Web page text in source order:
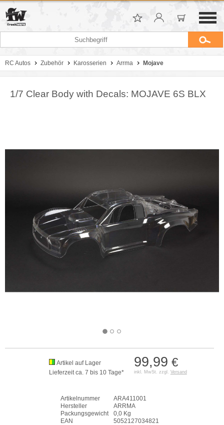
RC Autos Zubehör Karosserien Arrma Mojave
1/7 Clear Body with Decals: MOJAVE 6S BLX
99,99 €
inkl. MwSt. zzgl. Versand
Artikel auf Lager
Lieferzeit ca. 7 bis 10 Tage*
Artikelnummer
ARA411001
Hersteller
ARRMA
Packungsgewicht
0,0 Kg
EAN
5052127034821